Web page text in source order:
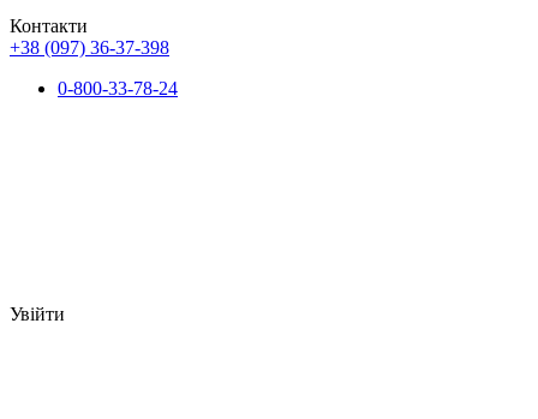
Контакти
+38 (097) 36-37-398
0-800-33-78-24
Увійти